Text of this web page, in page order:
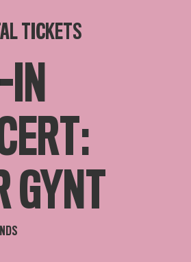
TICKETS
GYNT